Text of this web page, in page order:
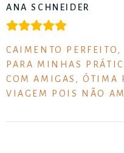
ANA SCHNEIDER
CAIMENTO PERFEITO,
PARA MINHAS
COM AMIGAS, ÓTIMA
VIAGEM POIS NÃO